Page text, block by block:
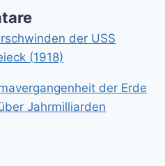
der USS
(1918)
der Erde
Jahrmilliarden